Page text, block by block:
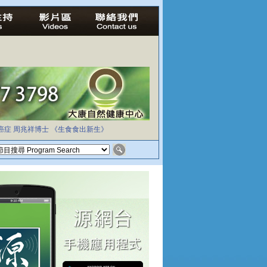
症 周兆祥博士 《生食食出新生》